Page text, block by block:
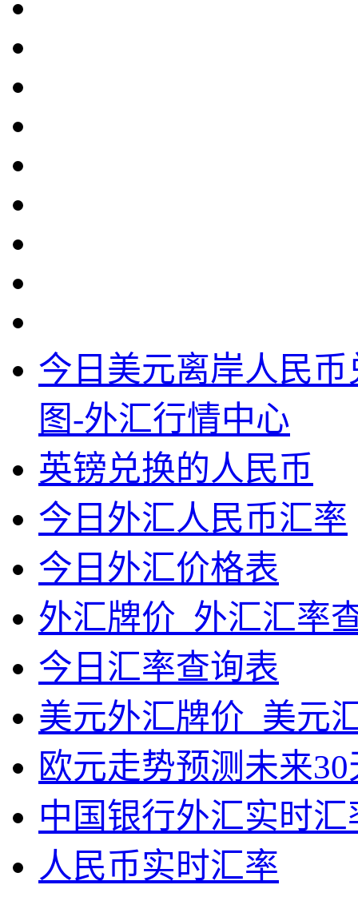
今日美元离岸人民
图-外汇行情中心
英镑兑换的人民币
今日外汇人民币汇率
今日外汇价格表
外汇牌价_外汇汇率
今日汇率查询表
美元外汇牌价_美元
欧元走势预测未来30
中国银行外汇实时汇
人民币实时汇率